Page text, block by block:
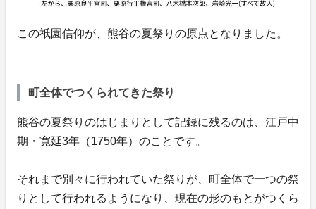
この祇園信仰が、熊谷の夏祭りの原点となりました。
町全体でつくられてきた祭り
熊谷の夏祭りのはじまりとして記録に残るのは、江戸中
期・寛延3年（1750年）のことです。
それまで別々に行われていた祭りが、町全体で一つの祭
りとして行われるようになり、現在の形のもとがつくら